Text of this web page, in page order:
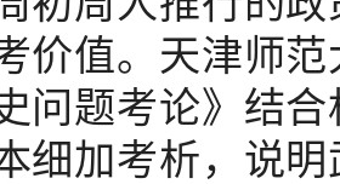
价值。天津师
问题考论》结
细加考析，说